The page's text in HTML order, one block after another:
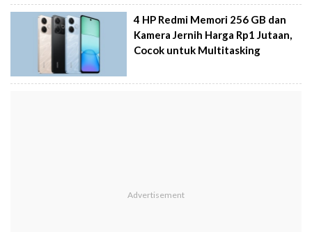
4 HP Redmi Memori 256 GB dan
Kamera Jernih Harga Rp1 Jutaan,
Cocok untuk Multitasking